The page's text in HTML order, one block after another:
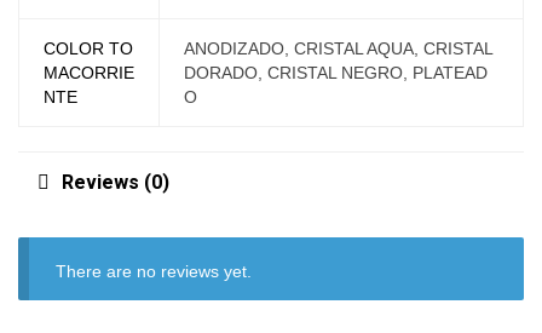
COLOR TO
MACORRIE
NTE
ANODIZADO, CRISTAL AQUA, CRISTAL
DORADO, CRISTAL NEGRO, PLATEAD
O
Reviews (0)
There are no reviews yet.